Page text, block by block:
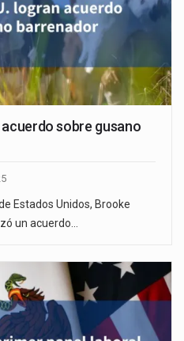
acuerdo sobre gusano
Estados Unidos, Brooke
un acuerdo…